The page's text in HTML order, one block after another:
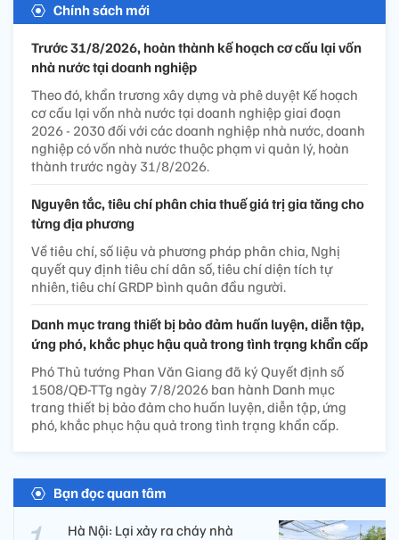
Chính sách mới
Trước 31/8/2026, hoàn thành kế hoạch cơ cấu lại vốn
nhà nước tại doanh nghiệp
Theo đó, khẩn trương xây dựng và phê duyệt Kế hoạch
cơ cấu lại vốn nhà nước tại doanh nghiệp giai đoạn
2026 - 2030 đối với các doanh nghiệp nhà nước, doanh
nghiệp có vốn nhà nước thuộc phạm vi quản lý, hoàn
thành trước ngày 31/8/2026.
Nguyên tắc, tiêu chí phân chia thuế giá trị gia tăng cho
từng địa phương
Về tiêu chí, số liệu và phương pháp phân chia, Nghị
quyết quy định tiêu chí dân số, tiêu chí diện tích tự
nhiên, tiêu chí GRDP bình quân đầu người.
Danh mục trang thiết bị bảo đảm huấn luyện, diễn tập,
ứng phó, khắc phục hậu quả trong tình trạng khẩn cấp
Phó Thủ tướng Phan Văn Giang đã ký Quyết định số
1508/QĐ-TTg ngày 7/8/2026 ban hành Danh mục
trang thiết bị bảo đảm cho huấn luyện, diễn tập, ứng
phó, khắc phục hậu quả trong tình trạng khẩn cấp.
Bạn đọc quan tâm
Hà Nội: Lại xảy ra cháy nhà